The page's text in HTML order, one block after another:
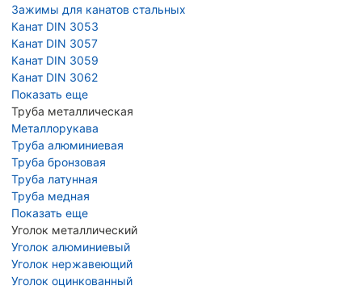
Зажимы для канатов стальных
Канат DIN 3053
Канат DIN 3057
Канат DIN 3059
Канат DIN 3062
Показать еще
Труба металлическая
Металлорукава
Труба алюминиевая
Труба бронзовая
Труба латунная
Труба медная
Показать еще
Уголок металлический
Уголок алюминиевый
Уголок нержавеющий
Уголок оцинкованный